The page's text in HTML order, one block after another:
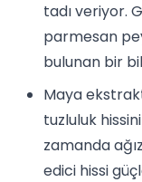
tadı veriyor.
parmesan
bulunan bir
Maya
tuzluluk
zamanda
edici hissi